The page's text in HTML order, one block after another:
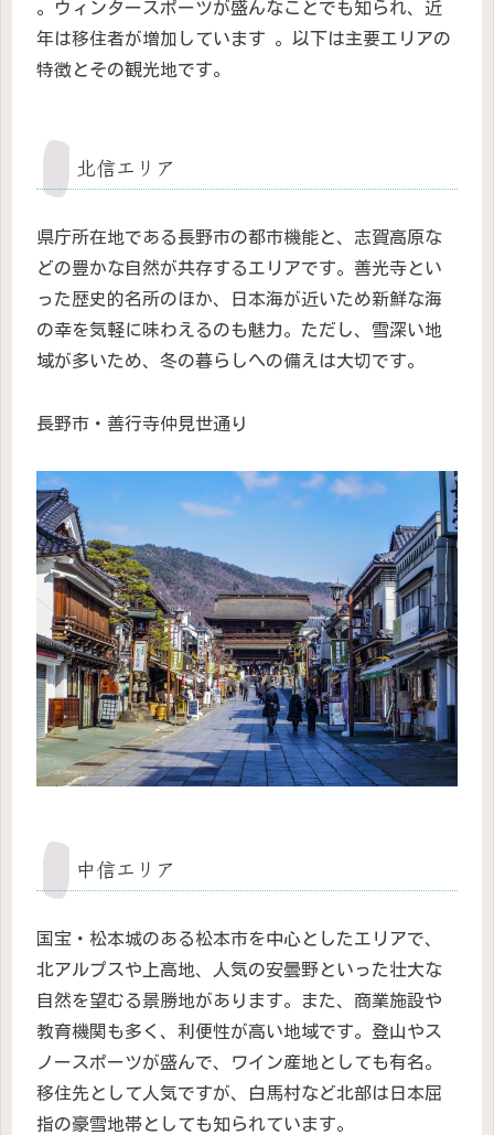
。ウィンタースポーツが盛んなことでも知られ、近
年は移住者が増加しています 。以下は主要エリアの
特徴とその観光地です。
北信エリア
県庁所在地である長野市の都市機能と、志賀高原な
どの豊かな自然が共存するエリアです。善光寺とい
った歴史的名所のほか、日本海が近いため新鮮な海
の幸を気軽に味わえるのも魅力。ただし、雪深い地
域が多いため、冬の暮らしへの備えは大切です。
長野市・善行寺仲見世通り
中信エリア
国宝・松本城のある松本市を中心としたエリアで、
北アルプスや上高地、人気の安曇野といった壮大な
自然を望むる景勝地があります。また、商業施設や
教育機関も多く、利便性が高い地域です。登山やス
ノースポーツが盛んで、ワイン産地としても有名。
移住先として人気ですが、白馬村など北部は日本屈
指の豪雪地帯としても知られています。